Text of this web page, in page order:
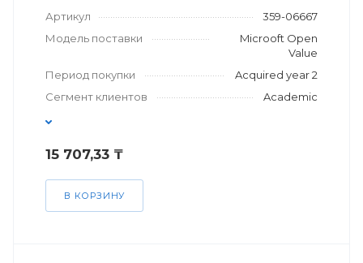
Артикул
359-06667
Модель поставки
Microoft Open
Value
Период покупки
Acquired year 2
Сегмент клиентов
Academic
15 707,33 ₸
В КОРЗИНУ